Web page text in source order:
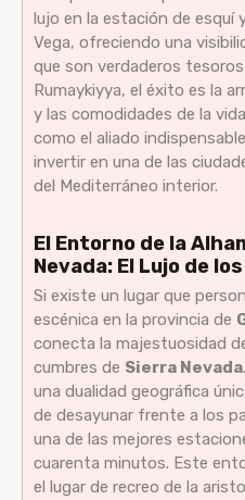
lujo en la estación de esquí
Vega, ofreciendo una
que son verdaderos
Rumaykiyya, el éxito es la
y las comodidades de la
como el aliado
invertir en una de las
del Mediterráneo interior.
El Entorno de la
Nevada: El Lujo de
Si existe un lugar que
escénica en la provincia de
conecta la majestuosidad
cumbres de Sierra Nevada
una dualidad geográfica
de desayunar frente a los
una de las mejores
cuarenta minutos. Este
el lugar de recreo de la